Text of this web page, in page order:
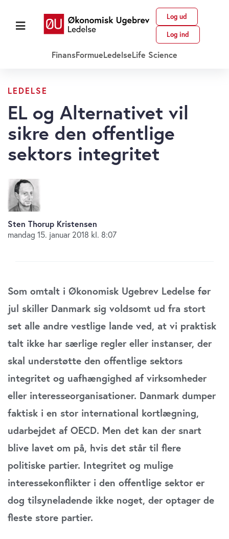
Log ud
Log ind
FinansFormueLedelseLife Science
LEDELSE
EL og Alternativet vil
sikre den offentlige
sektors integritet
Sten Thorup Kristensen
mandag 15. januar 2018 kl. 8:07
Som omtalt i Økonomisk Ugebrev Ledelse før
jul skiller Danmark sig voldsomt ud fra stort
set alle andre vestlige lande ved, at vi praktisk
talt ikke har særlige regler eller instanser, der
skal understøtte den offentlige sektors
integritet og uafhængighed af virksomheder
eller interesseorganisationer. Danmark dumper
faktisk i en stor international kortlægning,
udarbejdet af OECD. Men det kan der snart
blive lavet om på, hvis det står til flere
politiske partier. Integritet og mulige
interessekonflikter i den offentlige sektor er
dog tilsyneladende ikke noget, der optager de
fleste store partier.